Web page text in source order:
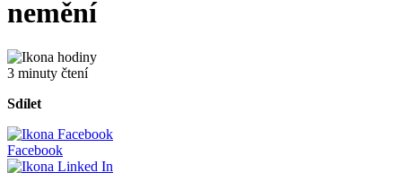
nemění
3 minuty čtení
Sdílet
Facebook